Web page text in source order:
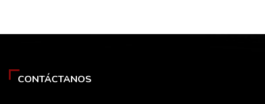
CONTÁCTANOS